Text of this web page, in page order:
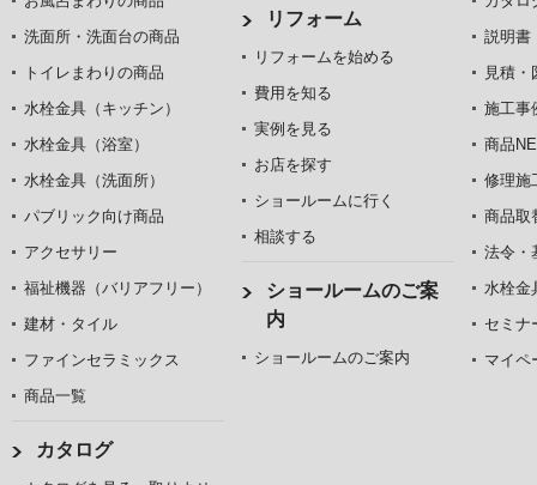
洗面所・洗面台の商品
トイレまわりの商品
水栓金具（キッチン）
水栓金具（浴室）
水栓金具（洗面所）
パブリック向け商品
アクセサリー
福祉機器（バリアフリー）
建材・タイル
ファインセラミックス
商品一覧
カタログ
リフォーム
リフォームを始める
費用を知る
実例を見る
お店を探す
ショールームに行く
相談する
ショールームのご案
内
ショールームのご案内
説明書
見積・
施工事
商品
修理施
商品取
法令・
水栓金
セミナ
マイペ